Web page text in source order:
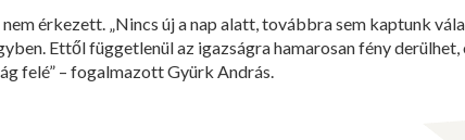
érkezett. „Nincs új a nap alatt, továbbra sem kaptunk
Ettől függetlenül az igazságra hamarosan fény
felé” – fogalmazott Gyürk András.